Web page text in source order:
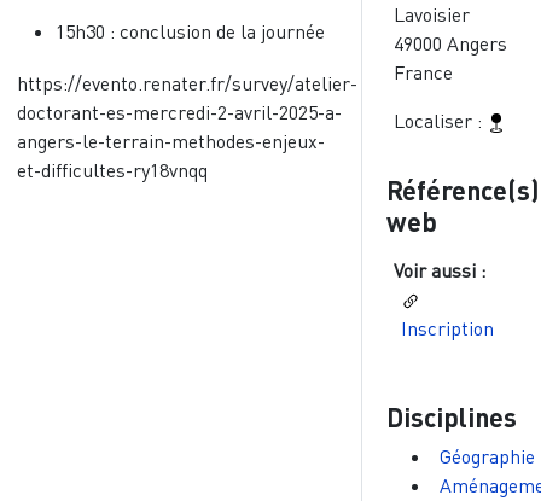
15h30 : conclusion de la journée
https://evento.renater.fr/survey/atelier-
doctorant-es-mercredi-2-avril-2025-a-
angers-le-terrain-methodes-enjeux-
et-difficultes-ry18vnqq
Lavoisier
49000 Angers
France
Localiser :
Référence(s)
web
Voir aussi :
Inscription
Disciplines
Géographie